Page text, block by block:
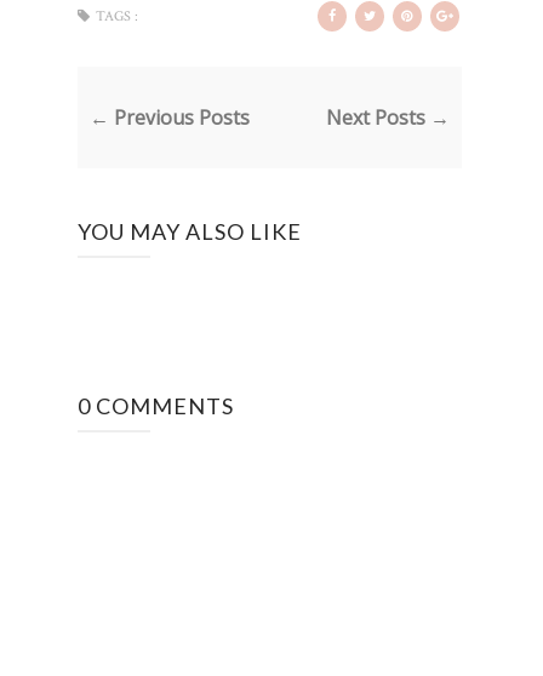
TAGS :
← Previous Posts Next Posts →
YOU MAY ALSO LIKE
0 COMMENTS